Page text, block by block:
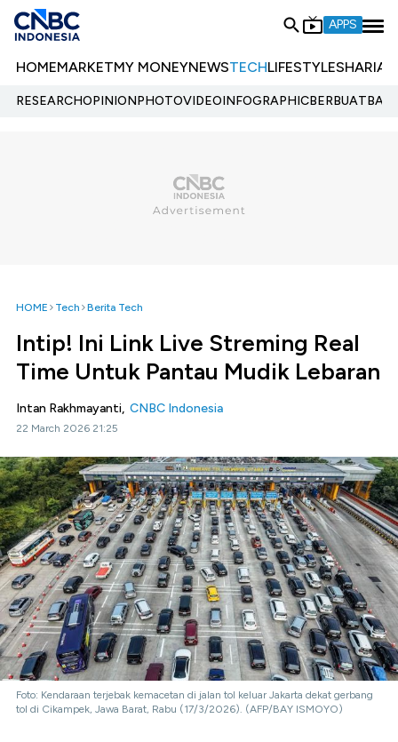
APPS
HOMEMARKETMY MONEYNEWSTECHLIFESTYLESHARIA
RESEARCHOPINIONPHOTOVIDEOINFOGRAPHIC
HOME Tech Berita Tech
Intip! Ini Link Live Streming Real
Time Untuk Pantau Mudik Lebaran
Intan Rakhmayanti, CNBC Indonesia
22 March 2026 21:25
Foto: Kendaraan terjebak kemacetan di jalan tol keluar Jakarta dekat gerbang
tol di Cikampek, Jawa Barat, Rabu (17/3/2026). (AFP/BAY ISMOYO)